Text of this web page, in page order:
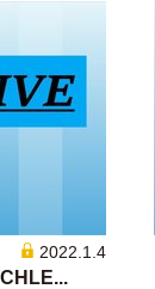
2022.1.4